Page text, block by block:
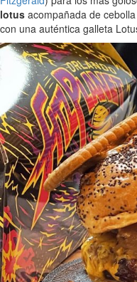
lotus acompañada de
con una auténtica galleta